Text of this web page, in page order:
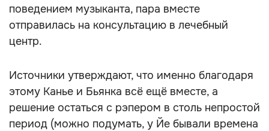
поведением музыканта, пара вместе
отправилась на консультацию в лечебный
центр.
Источники утверждают, что именно благодаря
этому Канье и Бьянка всё ещё вместе, а
решение остаться с рэпером в столь непростой
период (можно подумать, у Йе бывали времена